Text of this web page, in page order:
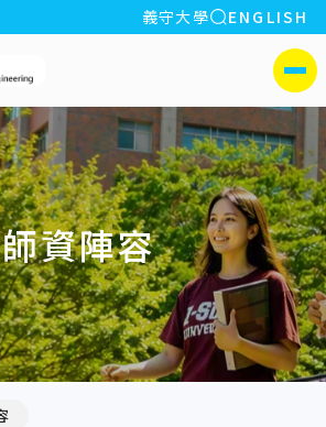
:::
義守大學 全站搜索
ENGLISH
側選單
師資陣容